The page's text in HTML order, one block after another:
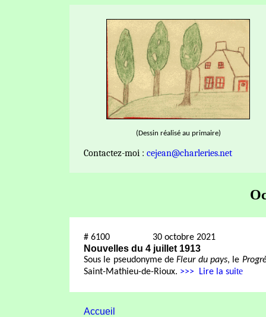
(Dessin réalisé au primaire)
Contactez-moi : cejean@charleries.net
# 6100 30 octobre 2021
Nouvelles du 4 juillet 1913
Sous le pseudonyme deFleur du pays, le
Saint-Mathieu-de-Rioux. >>> Lire la suite
Accueil